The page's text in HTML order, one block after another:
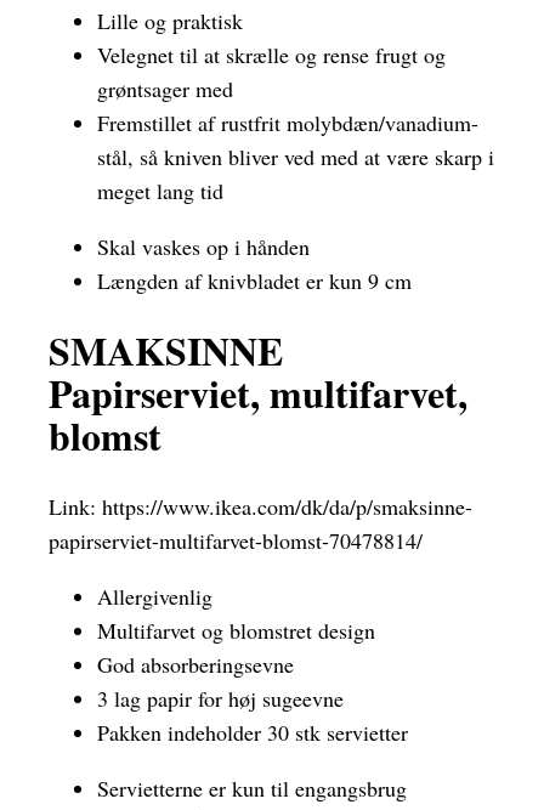
Lille og praktisk
Velegnet til at skrælle og rense frugt og
grøntsager med
Fremstillet af rustfrit molybdæn/vanadium-
stål, så kniven bliver ved med at være skarp i
meget lang tid
Skal vaskes op i hånden
Længden af knivbladet er kun 9 cm
SMAKSINNE
Papirserviet, multifarvet,
blomst
Link: https://www.ikea.com/dk/da/p/smaksinne-
papirserviet-multifarvet-blomst-70478814/
Allergivenlig
Multifarvet og blomstret design
God absorberingsevne
3 lag papir for høj sugeevne
Pakken indeholder 30 stk servietter
Servietterne er kun til engangsbrug